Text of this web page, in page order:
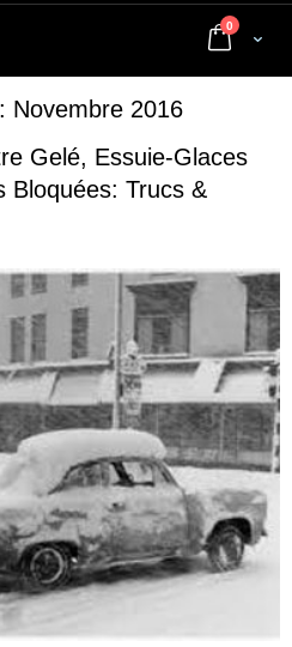
Cart
0 articles
Novembre 2016
Gelé, Essuie-Glaces
Bloquées: Trucs &